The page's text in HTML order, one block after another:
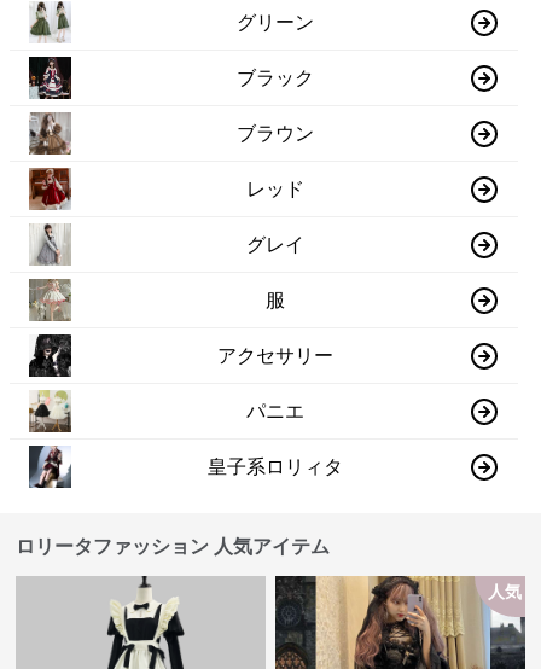
グリーン
ブラック
ブラウン
レッド
グレイ
服
アクセサリー
パニエ
皇子系ロリィタ
ロリータファッション 人気アイテム
人気